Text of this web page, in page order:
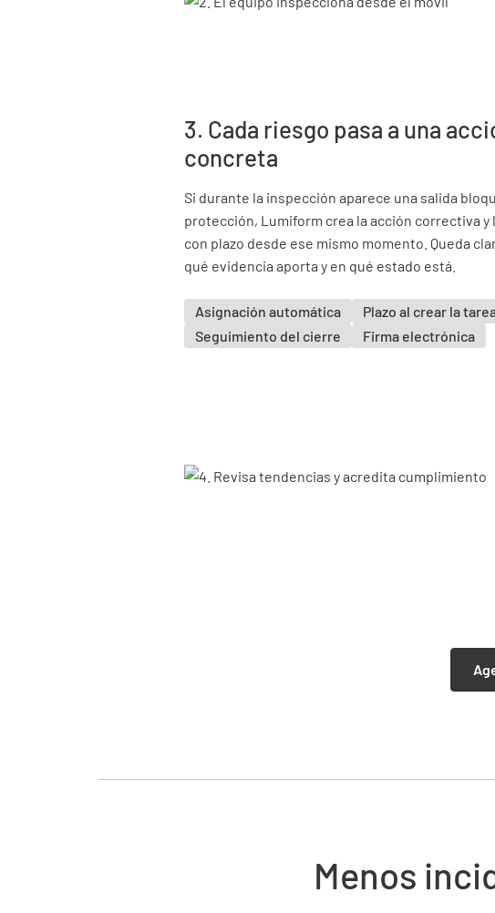
3. Cada riesgo pasa a una
concreta
Si durante la inspección aparece una salida
protección, Lumiform crea la acción correctiva y
con plazo desde ese mismo momento. Queda
qué evidencia aporta y en qué estado está.
Asignación automática
Plazo al crear la
Seguimiento del cierre
Firma electrónica
Menos